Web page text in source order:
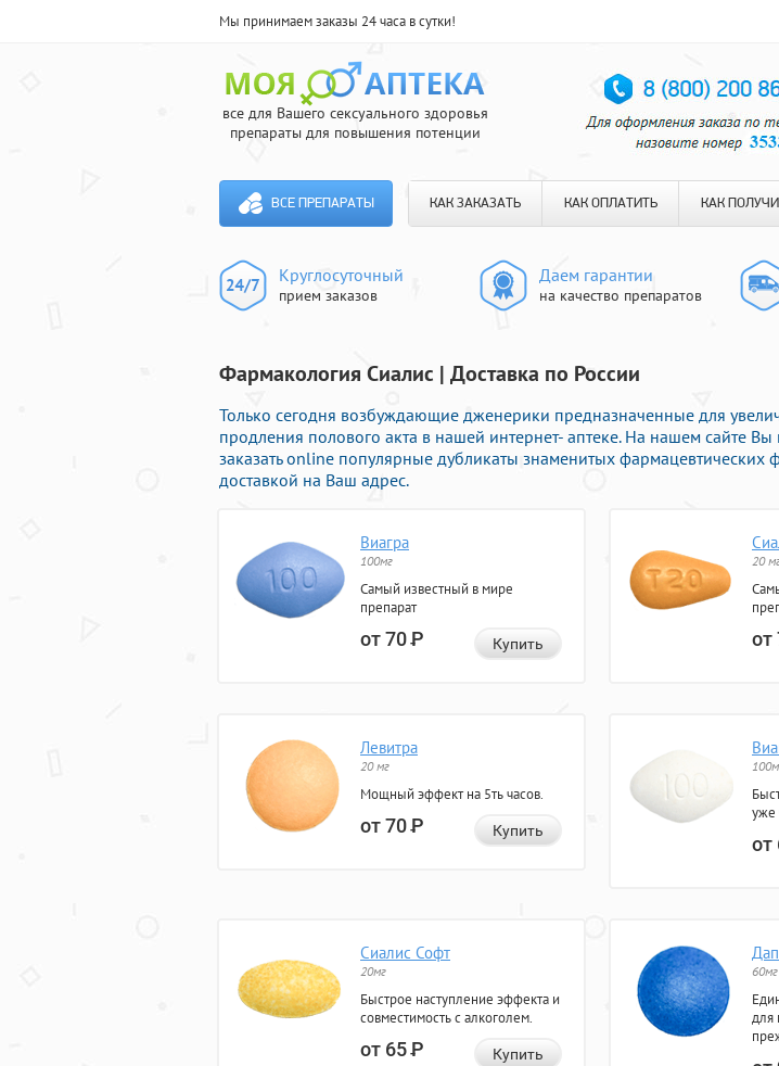
Мы принимаем заказы 24 часа в сутки!
все для Вашего сексуального здоровья
препараты для повышения потенции
ВСЕ ПРЕПАРАТЫ КАК ЗАКАЗАТЬ КАК ОПЛАТИТЬ КАК
Круглосуточный
прием заказов
Даем гарантии
на качество препаратов
Фармакология Сиалис | Доставка по России
Только сегодня возбуждающие дженерики предназначенные для
продления полового акта в нашей интернет- аптеке. На нашем сайте
заказать online популярные дубликаты знаменитых фармацевтических
доставкой на Ваш адрес.
Виагра
100мг
Самый известный в мире
препарат
от 70Р Купить
20
от
Левитра
20 мг
Мощный эффект на 5ть часов.
от 70Р Купить
уже
от
Сиалис Софт
20мг
Быстрое наступление эффекта и
совместимость с алкоголем.
от 65Р Купить
60мг
для